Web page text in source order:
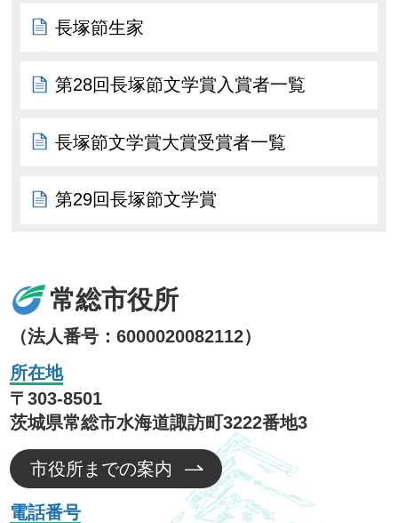
長塚節生家
第28回長塚節文学賞入賞者一覧
長塚節文学賞大賞受賞者一覧
第29回長塚節文学賞
常総市役所
（法人番号：6000020082112）
所在地
〒303-8501
茨城県常総市水海道諏訪町3222番地3
市役所までの案内
電話番号